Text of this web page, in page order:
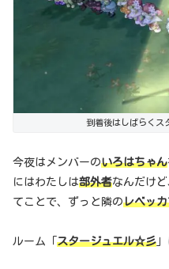
到着後はしばらく
今夜はメンバーのいろはちゃん
にはわたしは部外者なんだけど
てことで、ずっと隣のレベッ
ルーム「 スタージュエル☆彡